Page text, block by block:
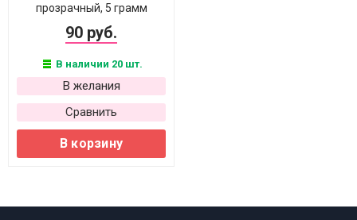
прозрачный, 5 грамм
90 руб.
В наличии 20 шт.
В желания
Сравнить
В корзину